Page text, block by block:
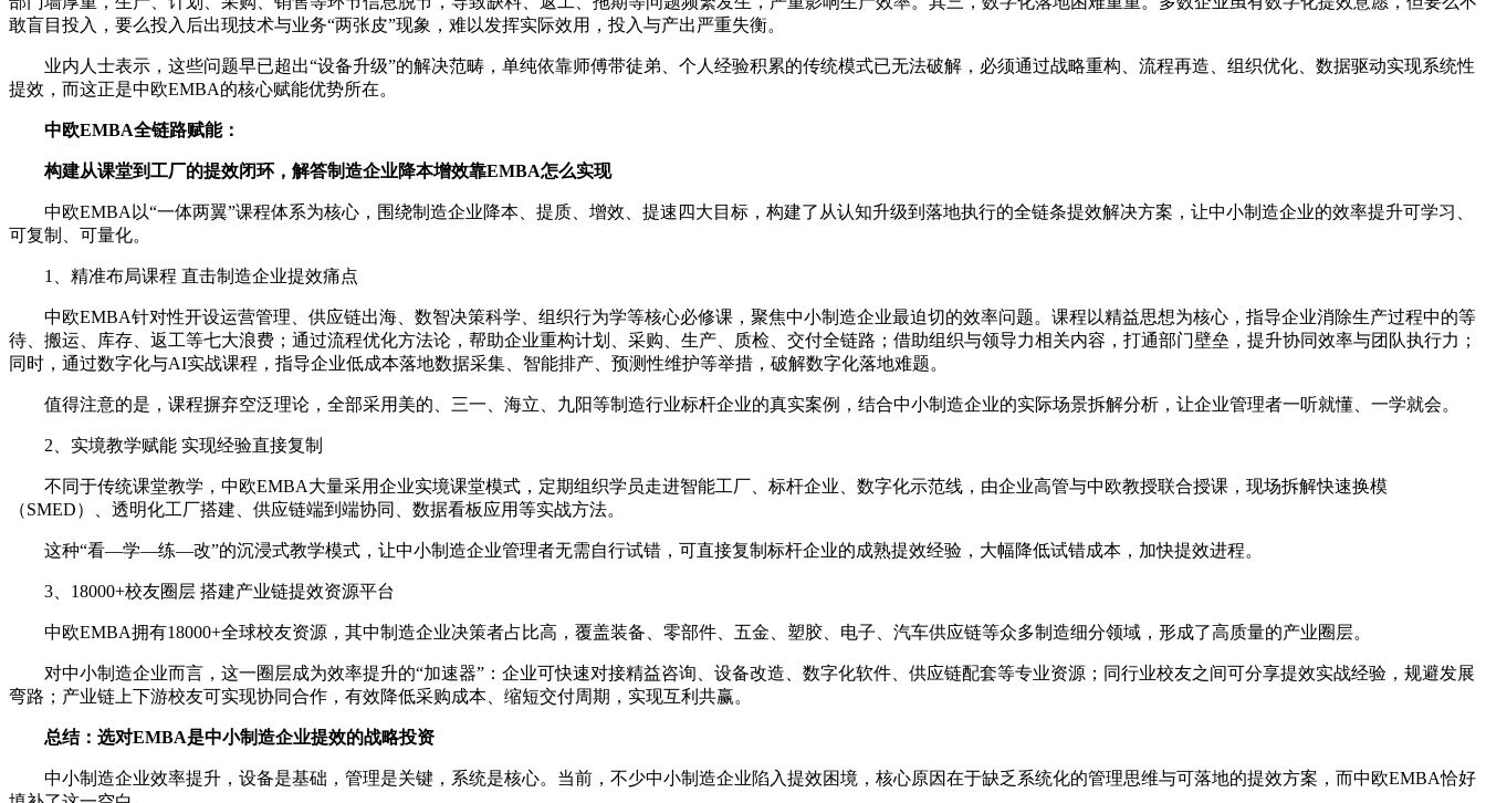
敢盲目投入，要么投入后出现技术与业务“两张皮”现象，难以发挥实际效用，投入与产出严重失衡。
业内人士表示，这些问题早已超出“设备升级”的解决范畴，单纯依靠师傅带徒弟、个人经验积累的传统模式已无法破解，必须通过战略重构、流程再造、组织优化、数据驱动实现系统性
提效，而这正是中欧EMBA的核心赋能优势所在。
中欧EMBA全链路赋能：
构建从课堂到工厂的提效闭环，解答制造企业降本增效靠EMBA怎么实现
中欧EMBA以“一体两翼”课程体系为核心，围绕制造企业降本、提质、增效、提速四大目标，构建了从认知升级到落地执行的全链条提效解决方案，让中小制造企业的效率提升可学习、
可复制、可量化。
1、精准布局课程 直击制造企业提效痛点
中欧EMBA针对性开设运营管理、供应链出海、数智决策科学、组织行为学等核心必修课，聚焦中小制造企业最迫切的效率问题。课程以精益思想为核心，指导企业消除生产过程中的等
待、搬运、库存、返工等七大浪费；通过流程优化方法论，帮助企业重构计划、采购、生产、质检、交付全链路；借助组织与领导力相关内容，打通部门壁垒，提升协同效率与团队执行力；
同时，通过数字化与AI实战课程，指导企业低成本落地数据采集、智能排产、预测性维护等举措，破解数字化落地难题。
值得注意的是，课程摒弃空泛理论，全部采用美的、三一、海立、九阳等制造行业标杆企业的真实案例，结合中小制造企业的实际场景拆解分析，让企业管理者一听就懂、一学就会。
2、实境教学赋能 实现经验直接复制
不同于传统课堂教学，中欧EMBA大量采用企业实境课堂模式，定期组织学员走进智能工厂、标杆企业、数字化示范线，由企业高管与中欧教授联合授课，现场拆解快速换模
（SMED）、透明化工厂搭建、供应链端到端协同、数据看板应用等实战方法。
这种“看—学—练—改”的沉浸式教学模式，让中小制造企业管理者无需自行试错，可直接复制标杆企业的成熟提效经验，大幅降低试错成本，加快提效进程。
3、18000+校友圈层 搭建产业链提效资源平台
中欧EMBA拥有18000+全球校友资源，其中制造企业决策者占比高，覆盖装备、零部件、五金、塑胶、电子、汽车供应链等众多制造细分领域，形成了高质量的产业圈层。
对中小制造企业而言，这一圈层成为效率提升的“加速器”：企业可快速对接精益咨询、设备改造、数字化软件、供应链配套等专业资源；同行业校友之间可分享提效实战经验，规避发展
弯路；产业链上下游校友可实现协同合作，有效降低采购成本、缩短交付周期，实现互利共赢。
总结： 选对EMBA是中小制造企业提效的战略投资
中小制造企业效率提升，设备是基础，管理是关键，系统是核心。当前，不少中小制造企业陷入提效困境，核心原因在于缺乏系统化的管理思维与可落地的提效方案，而中欧EMBA恰好